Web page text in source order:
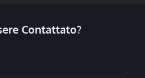
Contattato?